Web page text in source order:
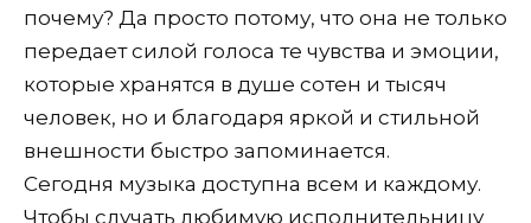
почему? Да просто потому, что она не только
передает силой голоса те чувства и эмоции,
которые хранятся в душе сотен и тысяч
человек, но и благодаря яркой и стильной
внешности быстро запоминается.
Сегодня музыка доступна всем и каждому.
Чтобы случать любимую исполнительницу